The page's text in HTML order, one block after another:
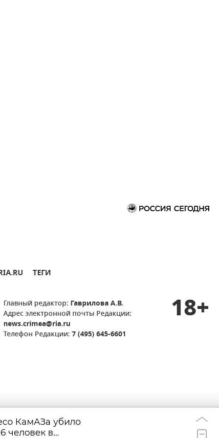
ТЕГИ
Главный редактор: Гаврилова А.В.
Адрес электронной почты Редакции:
news.crimea@ria.ru
Телефон Редакции: 7 (495) 645-6601
18+
КамАЗа убило
человек в
Зеленский
ракеты для ПВО